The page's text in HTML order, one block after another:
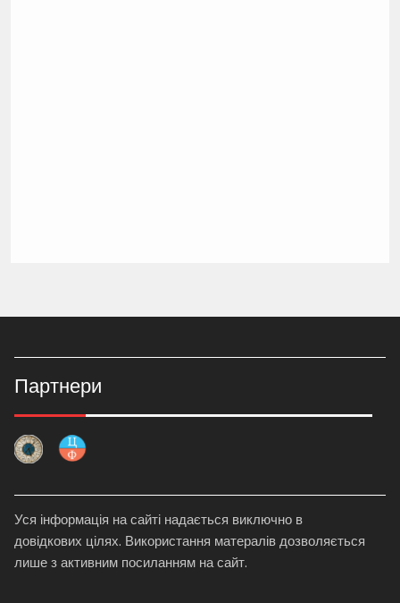
Партнери
Уся інформація на сайті надається виключно в
довідкових цілях. Використання матералів дозволяється
лише з активним посиланням на сайт.